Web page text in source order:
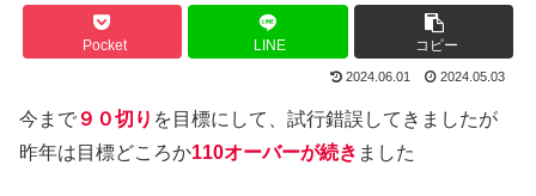
Pocket LINE コピー
2024.06.01 2024.05.03
今まで ９０切り を目標にして、試行錯誤してきましたが
昨年は目標どころか110オーバーが続き ました